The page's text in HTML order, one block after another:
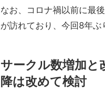
なお、コロナ禍以前に最
が訪れており、今回8年ぶ
サークル数増加
降は改めて検討